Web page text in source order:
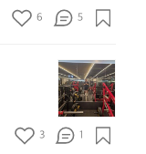
가
문
에
주
2
회
을
고
살
만
자
꾸
6 5
주
말
이
라
사
3 1